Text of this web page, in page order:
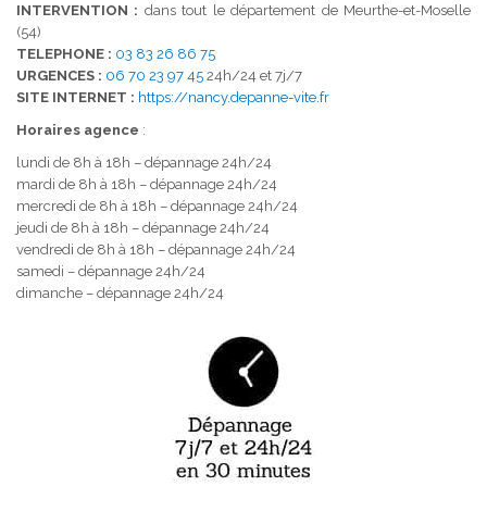
INTERVENTION : dans tout le département de Meurthe-et-Moselle
(54)
TELEPHONE : 03 83 26 86 75
URGENCES : 06 70 23 97 45 24h/24 et 7j/7
SITE INTERNET : https://nancy.depanne-vite.fr
Horaires agence :
lundi de 8h à 18h – dépannage 24h/24
mardi de 8h à 18h – dépannage 24h/24
mercredi de 8h à 18h – dépannage 24h/24
jeudi de 8h à 18h – dépannage 24h/24
vendredi de 8h à 18h – dépannage 24h/24
samedi – dépannage 24h/24
dimanche – dépannage 24h/24